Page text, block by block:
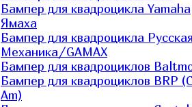
Бампер для квадроцикла Yamaha
Ямаха
Бампер для квадроцикла
Механика/GAMAX
Бампер для квадроциклов
Бампер для квадроциклов BRP
Am)